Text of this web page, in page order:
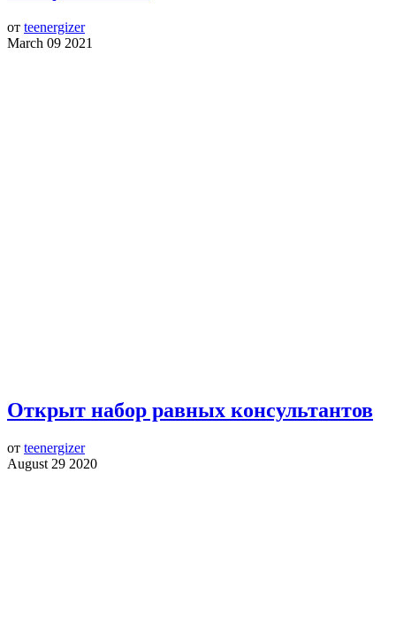
от teenergizer
March 09 2021
Открыт набор равных консультантов
от teenergizer
August 29 2020